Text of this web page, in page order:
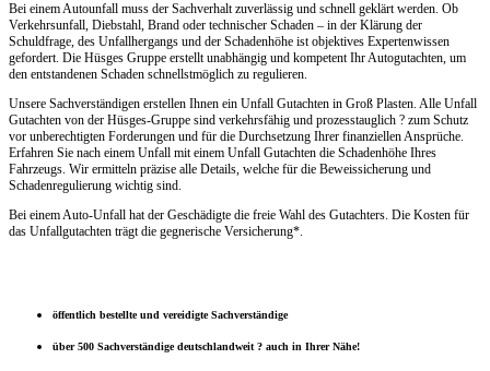
Bei einem Autounfall muss der Sachverhalt zuverlässig und schnell geklärt werden. Ob
Verkehrsunfall, Diebstahl, Brand oder technischer Schaden – in der Klärung der
Schuldfrage, des Unfallhergangs und der Schadenhöhe ist objektives Expertenwissen
gefordert. Die Hüsges Gruppe erstellt unabhängig und kompetent Ihr Autogutachten, um
den entstandenen Schaden schnellstmöglich zu regulieren.
Unsere Sachverständigen erstellen Ihnen ein Unfall Gutachten in Groß Plasten. Alle Unfall
Gutachten von der Hüsges-Gruppe sind verkehrsfähig und prozesstauglich ? zum Schutz
vor unberechtigten Forderungen und für die Durchsetzung Ihrer finanziellen Ansprüche.
Erfahren Sie nach einem Unfall mit einem Unfall Gutachten die Schadenhöhe Ihres
Fahrzeugs. Wir ermitteln präzise alle Details, welche für die Beweissicherung und
Schadenregulierung wichtig sind.
Bei einem Auto-Unfall hat der Geschädigte die freie Wahl des Gutachters. Die Kosten für
das Unfallgutachten trägt die gegnerische Versicherung*.
öffentlich bestellte und vereidigte Sachverständige
über 500 Sachverständige deutschlandweit ? auch in Ihrer Nähe!